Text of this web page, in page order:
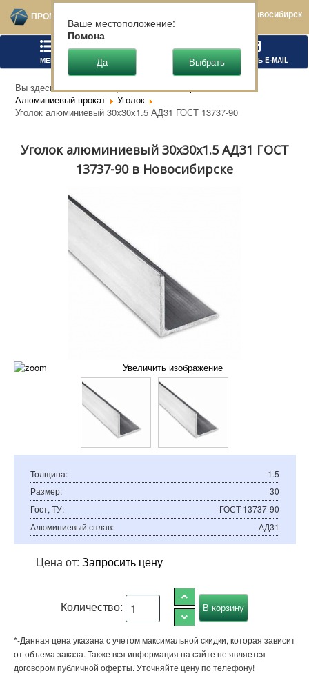
ПРОМТЕХСТАЛЬ Новосибирск
МЕНЮ НАПИСАТЬ E-MAIL
Вы здесь: Главная
Цветной металлопрокат
Алюминиевый прокат
Уголок
Уголок алюминиевый 30х30х1.5 АД31 ГОСТ 13737-90
Уголок алюминиевый 30х30х1.5 АД31 ГОСТ
13737-90 в Новосибирске
Увеличить изображение
Толщина:
1.5
Размер:
30
Гост, ТУ:
ГОСТ 13737-90
Алюминиевый сплав: АД31
Цена от: Запросить цену
Количество:
*-Данная цена указана с учетом максимальной скидки, которая зависит
от объема заказа. Также вся информация на сайте не является
договором публичной оферты. Уточняйте цену по телефону!
Ваше местоположение:
Помона